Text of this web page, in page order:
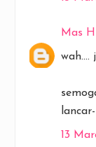
Mas
13